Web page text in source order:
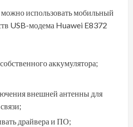
использовать мобильный
USB-модема Huawei E8372
аккумулятора;
внешней антенны для
драйвера и ПО;